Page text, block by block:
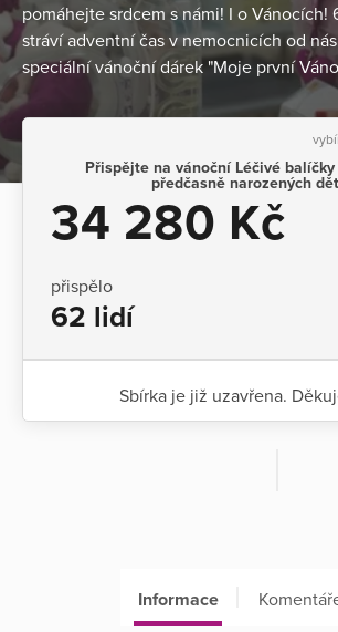
pomáhejte srdcem s námi! I o
stráví adventní čas v nemocnicích od
speciální vánoční dárek "Moje první
Přispějte na vánoční Léčivé
předčasně narozených
34 280 Kč
přispělo
62 lidí
Sbírka je již uzavřena.
Informace